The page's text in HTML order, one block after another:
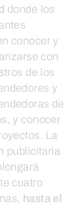
donde los
conocer y
con
de los
y
de
y conocer
La
publicitaria
cuatro
hasta el